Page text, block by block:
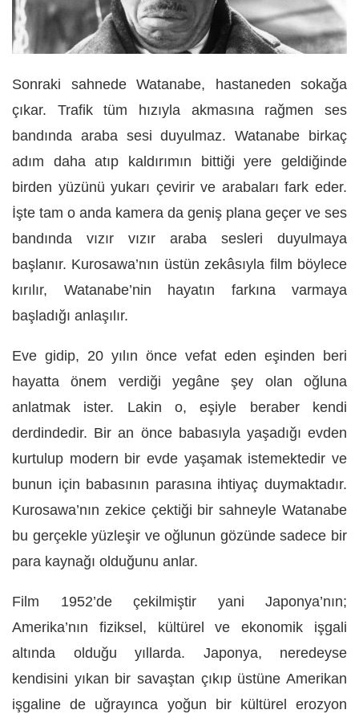
Sonraki sahnede Watanabe, hastaneden sokağa
çıkar. Trafik tüm hızıyla akmasına rağmen ses
bandında araba sesi duyulmaz. Watanabe birkaç
adım daha atıp kaldırımın bittiği yere geldiğinde
birden yüzünü yukarı çevirir ve arabaları fark eder.
İşte tam o anda kamera da geniş plana geçer ve ses
bandında vızır vızır araba sesleri duyulmaya
başlanır. Kurosawa’nın üstün zekâsıyla film böylece
kırılır, Watanabe’nin hayatın farkına varmaya
başladığı anlaşılır.
Eve gidip, 20 yılın önce vefat eden eşinden beri
hayatta önem verdiği yegâne şey olan oğluna
anlatmak ister. Lakin o, eşiyle beraber kendi
derdindedir. Bir an önce babasıyla yaşadığı evden
kurtulup modern bir evde yaşamak istemektedir ve
bunun için babasının parasına ihtiyaç duymaktadır.
Kurosawa’nın zekice çektiği bir sahneyle Watanabe
bu gerçekle yüzleşir ve oğlunun gözünde sadece bir
para kaynağı olduğunu anlar.
Film 1952’de çekilmiştir yani Japonya’nın;
Amerika’nın fiziksel, kültürel ve ekonomik işgali
altında olduğu yıllarda. Japonya, neredeyse
kendisini yıkan bir savaştan çıkıp üstüne Amerikan
işgaline de uğrayınca yoğun bir kültürel erozyon